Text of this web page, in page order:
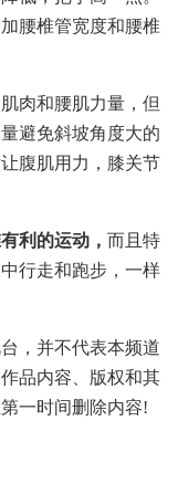
腰椎管宽度和腰椎
肉和腰肌力量，但
避免斜坡角度大的
腹肌用力，膝关节
利的运动， 而且特
行走和跑步，一样
，并不代表本频道
品内容、版权和其
一时间删除内容!